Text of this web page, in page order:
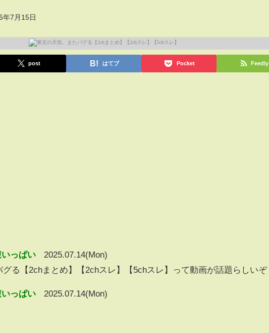
年7月15日
post はてブ Pocket Feedly
っぱい
2025.07.14(Mon)
る【2chまとめ】【2chスレ】【5chスレ】って動画が話題らしいぞ
っぱい 2025.07.14(Mon)